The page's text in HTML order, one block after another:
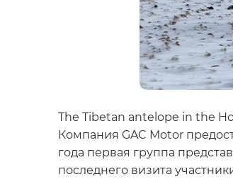
The Tibetan antelope in the
Компания GAC Motor
года первая группа
последнего визита